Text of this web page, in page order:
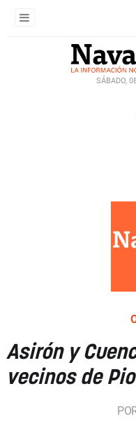
SÁBADO,
Asirón y
vecinos de